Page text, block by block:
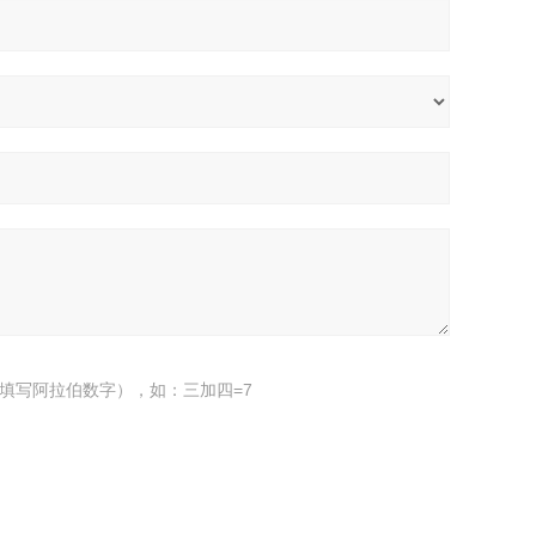
写阿拉伯数字），如：三加四=7